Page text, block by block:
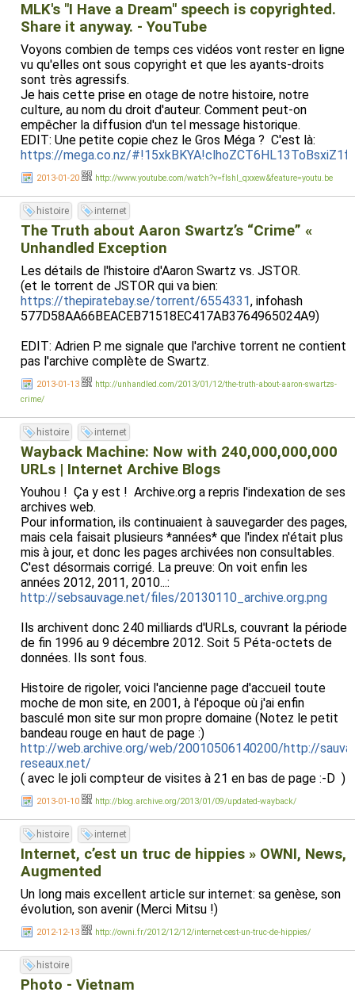
MLK's "I Have a Dream" speech is copyrighted.
Share it anyway. - YouTube
Voyons combien de temps ces vidéos vont rester en ligne
vu qu'elles ont sous copyright et que les ayants-droits
sont très agressifs.
Je hais cette prise en otage de notre histoire, notre
culture, au nom du droit d'auteur. Comment peut-on
empêcher la diffusion d'un tel message historique.
EDIT: Une petite copie chez le Gros Méga ? C'est là:
https://mega.co.nz/
2013-01-20 http://www.youtube.com/watch?v=fIshI_qxxew&feature=youtu.be
histoire internet
The Truth about Aaron Swartz’s “Crime” «
Unhandled Exception
Les détails de l'histoire d'Aaron Swartz vs. JSTOR.
(et le torrent de JSTOR qui va bien:
https://thepiratebay.se/torrent/6554331, infohash
577D58AA66BEACEB71518EC417AB3764965024A9)
EDIT: Adrien P. me signale que l'archive torrent ne contient
pas l'archive complète de Swartz.
2013-01-13
http://unhandled.com/2013/01/12/the-truth-about-aaron-swartzs-
crime/
histoire internet
Wayback Machine: Now with 240,000,000,000
URLs | Internet Archive Blogs
Youhou ! Ça y est ! Archive.org a repris l'indexation de ses
archives web.
Pour information, ils continuaient à sauvegarder des pages,
mais cela faisait plusieurs *années* que l'index n'était plus
mis à jour, et donc les pages archivées non consultables.
C'est désormais corrigé. La preuve: On voit enfin les
années 2012, 2011, 2010...:
http://sebsauvage.net/files/20130110_archive.org.png
Ils archivent donc 240 milliards d'URLs, couvrant la période
de fin 1996 au 9 décembre 2012. Soit 5 Péta-octets de
données. Ils sont fous.
Histoire de rigoler, voici l'ancienne page d'accueil toute
moche de mon site, en 2001, à l'époque où j'ai enfin
basculé mon site sur mon propre domaine (Notez le petit
bandeau rouge en haut de page :)
http://web.archive.org/web/20010506140200/http://
reseaux.net/
( avec le joli compteur de visites à 21 en bas de page :-D )
2013-01-10 http://blog.archive.org/2013/01/09/updated-wayback/
histoire internet
Internet, c’est un truc de hippies » OWNI, News,
Augmented
Un long mais excellent article sur internet: sa genèse, son
évolution, son avenir (Merci Mitsu !)
2012-12-13 http://owni.fr/2012/12/12/internet-cest-un-truc-de-hippies/
histoire
Photo - Vietnam